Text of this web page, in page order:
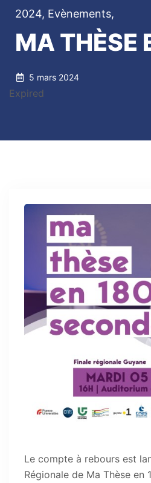
2024, Evènements,
MA THÈSE
5 mars 2024
Expired
Le compte à rebours est
Régionale de Ma Thèse en